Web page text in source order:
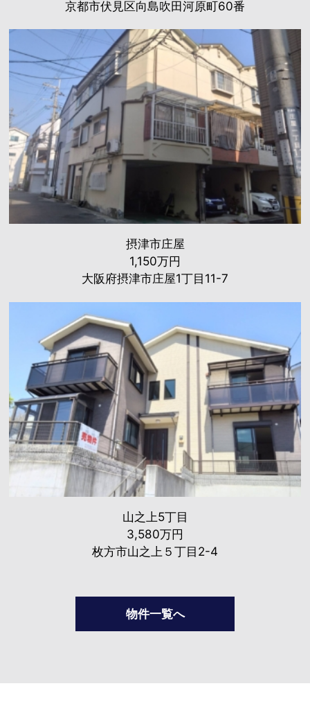
京都市伏見区向島吹田河原町60番
摂津市庄屋
1,150万円
大阪府摂津市庄屋1丁目11-7
山之上5丁目
3,580万円
枚方市山之上５丁目2-4
物件一覧へ